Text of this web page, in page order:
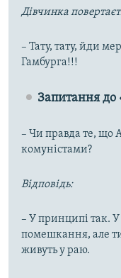
Дівчинка
– Тату, тату, йди
Гамбурга!!!
Запитання до
– Чи правда те, що
комуністами?
Відповідь:
– У принципі так.
помешкання, але
живуть у раю.